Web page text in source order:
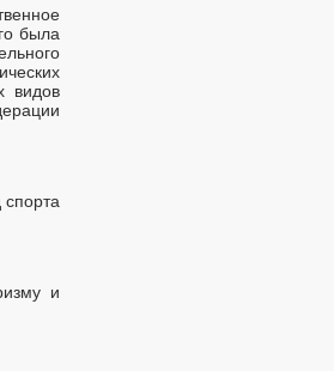
была
видов
и